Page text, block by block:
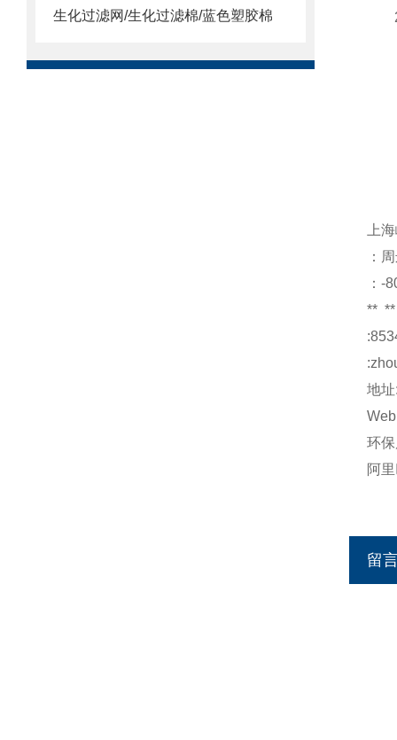
生化过滤网/生化过滤棉/蓝色塑胶棉
上海
：
：-
** **
:
地
环
阿
留